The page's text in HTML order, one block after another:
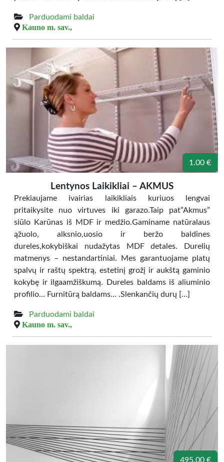
Parduodami baldai
Kauno m. sav.,
1.00 €
Lentynos Laikikliai – AKMUS
Prekiaujame ivairias laikikliais kuriuos lengvai
pritaikysite nuo virtuves iki garazo.Taip pat”Akmus”
siūlo Karūnas iš MDF ir medžio.Gaminame natūralaus
ąžuolo, alksnio,uosio ir beržo baldines
dureles,kokybiškai nudažytas MDF detales. Durelių
matmenys – nestandartiniai. Mes garantuojame platų
spalvų ir raštų spektrą, estetinį grožį ir aukštą gaminio
kokybę ir ilgaamžiškumą. Dureles baldams iš aliuminio
profilio… Furnitūrą baldams… .Slenkančių durų […]
Parduodami baldai
Kauno m. sav.,
495.00 €